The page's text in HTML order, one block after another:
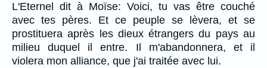
L'Eternel dit à Moïse: Voici, tu vas être couché
avec tes pères. Et ce peuple se lèvera, et se
prostituera après les dieux étrangers du pays au
milieu duquel il entre. Il m'abandonnera, et il
violera mon alliance, que j'ai traitée avec lui.